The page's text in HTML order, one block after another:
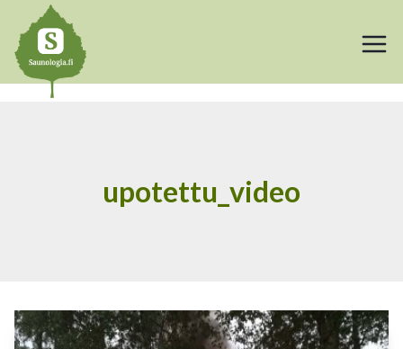
upotettu_video